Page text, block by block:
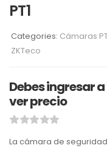
PT1
Categories: Cámaras
ZKTeco
Debes ingresar
ver precio
La cámara de